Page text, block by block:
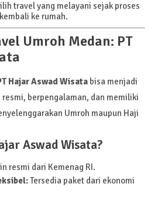
travel yang melayani sejak proses
ke rumah.
Umroh Medan: PT
Hajar Aswad Wisata bisa menjadi
berpengalaman, dan memiliki
Umroh maupun Haji
Aswad Wisata?
resmi dari Kemenag RI.
Tersedia paket dari ekonomi